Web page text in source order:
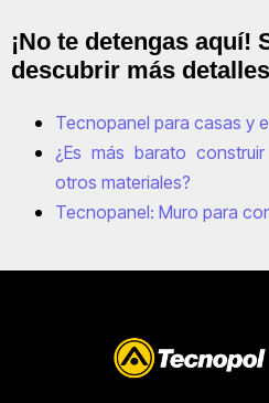
¡No te detengas aquí!
descubrir más detalles
Tecnopanel para casas y
¿Es más barato
otros materiales?
Tecnopanel: Muro para